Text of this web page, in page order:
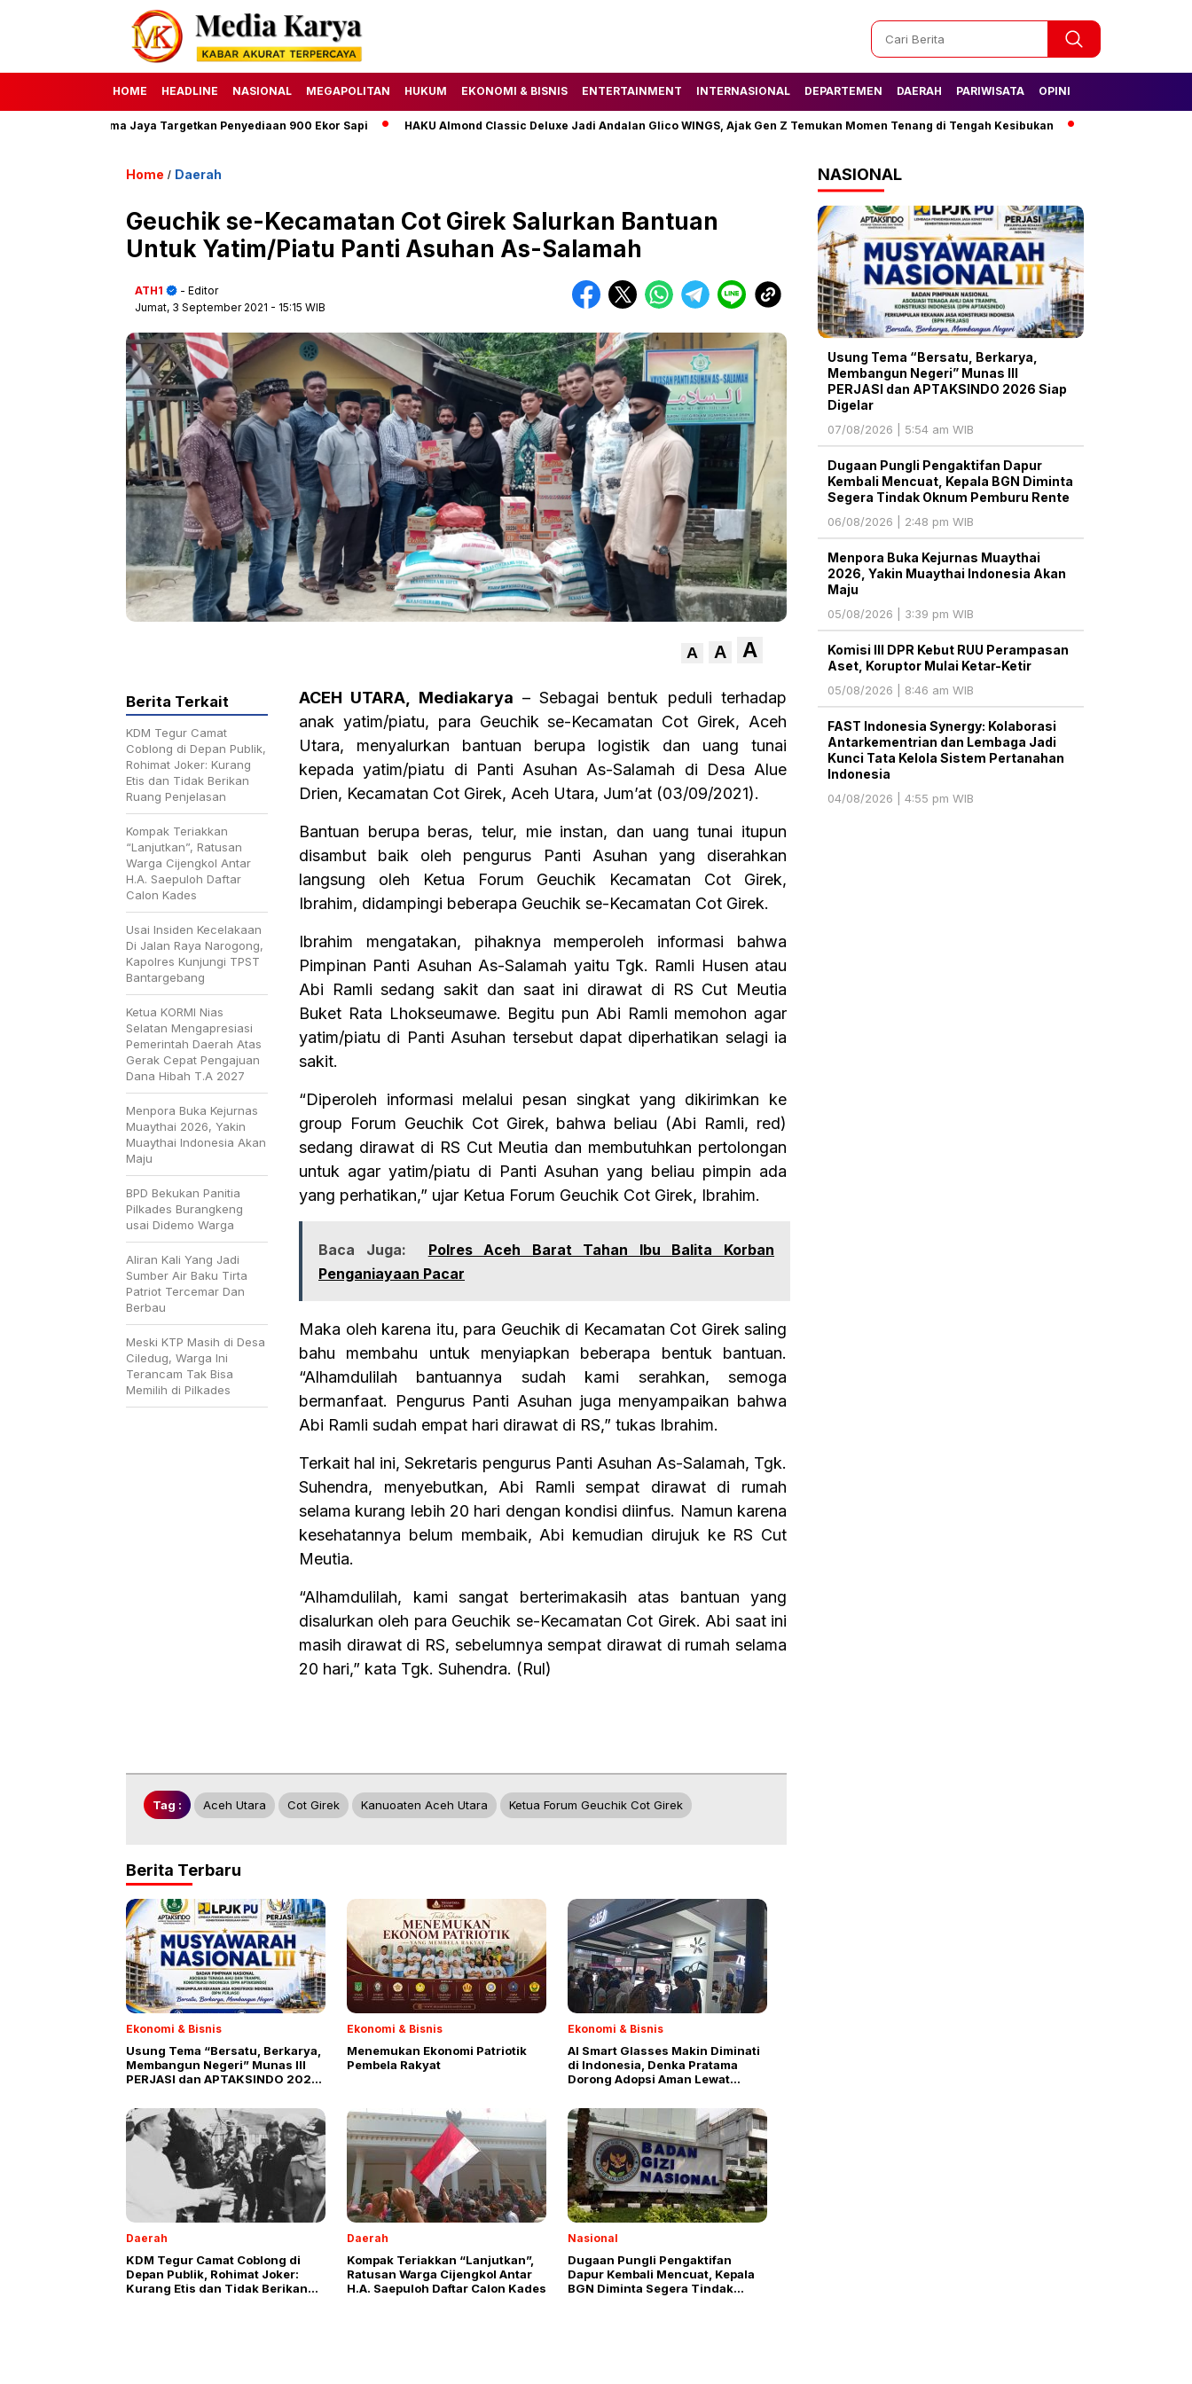
HOME HEADLINE NASIONAL MEGAPOLITAN HUKUM EKONOMI & BISNIS ENTERTAINMENT INTERNASIONAL DEPARTEMEN DAERAH PARIWISATA OPINI
Dharma Jaya Targetkan Penyediaan 900 Ekor Sapi HAKU Almond Classic Deluxe Jadi Andalan Glico WINGS, Ajak Gen Z Temukan Momen Tenang di Tengah Kesibukan Tak Lagi Kesulitan Air,
Home / Daerah
Geuchik se-Kecamatan Cot Girek Salurkan Bantuan
Untuk Yatim/Piatu Panti Asuhan As-Salamah
ATH1
- Editor
Jumat, 3 September 2021 - 15:15 WIB
A A A
ACEH UTARA, Mediakarya – Sebagai bentuk peduli terhadap
anak yatim/piatu, para Geuchik se-Kecamatan Cot Girek, Aceh
Utara, menyalurkan bantuan berupa logistik dan uang tunai
kepada yatim/piatu di Panti Asuhan As-Salamah di Desa Alue
Drien, Kecamatan Cot Girek, Aceh Utara, Jum’at (03/09/2021).
Bantuan berupa beras, telur, mie instan, dan uang tunai itupun
disambut baik oleh pengurus Panti Asuhan yang diserahkan
langsung oleh Ketua Forum Geuchik Kecamatan Cot Girek,
Ibrahim, didampingi beberapa Geuchik se-Kecamatan Cot Girek.
Ibrahim mengatakan, pihaknya memperoleh informasi bahwa
Pimpinan Panti Asuhan As-Salamah yaitu Tgk. Ramli Husen atau
Abi Ramli sedang sakit dan saat ini dirawat di RS Cut Meutia
Buket Rata Lhokseumawe. Begitu pun Abi Ramli memohon agar
yatim/piatu di Panti Asuhan tersebut dapat diperhatikan selagi ia
sakit.
“Diperoleh informasi melalui pesan singkat yang dikirimkan ke
group Forum Geuchik Cot Girek, bahwa beliau (Abi Ramli, red)
sedang dirawat di RS Cut Meutia dan membutuhkan pertolongan
untuk agar yatim/piatu di Panti Asuhan yang beliau pimpin ada
yang perhatikan,” ujar Ketua Forum Geuchik Cot Girek, Ibrahim.
Baca Juga:
Polres Aceh Barat Tahan Ibu Balita Korban
Penganiayaan Pacar
Maka oleh karena itu, para Geuchik di Kecamatan Cot Girek saling
bahu membahu untuk menyiapkan beberapa bentuk bantuan.
“Alhamdulilah bantuannya sudah kami serahkan, semoga
bermanfaat. Pengurus Panti Asuhan juga menyampaikan bahwa
Abi Ramli sudah empat hari dirawat di RS,” tukas Ibrahim.
Terkait hal ini, Sekretaris pengurus Panti Asuhan As-Salamah, Tgk.
Suhendra, menyebutkan, Abi Ramli sempat dirawat di rumah
selama kurang lebih 20 hari dengan kondisi diinfus. Namun karena
kesehatannya belum membaik, Abi kemudian dirujuk ke RS Cut
Meutia.
“Alhamdulilah, kami sangat berterimakasih atas bantuan yang
disalurkan oleh para Geuchik se-Kecamatan Cot Girek. Abi saat ini
masih dirawat di RS, sebelumnya sempat dirawat di rumah selama
20 hari,” kata Tgk. Suhendra. (Rul)
Berita Terkait
KDM Tegur Camat
Coblong di Depan Publik,
Rohimat Joker: Kurang
Etis dan Tidak Berikan
Ruang Penjelasan
Kompak Teriakkan
“Lanjutkan”, Ratusan
Warga Cijengkol Antar
H.A. Saepuloh Daftar
Calon Kades
Usai Insiden Kecelakaan
Di Jalan Raya Narogong,
Kapolres Kunjungi TPST
Bantargebang
Ketua KORMI Nias
Selatan Mengapresiasi
Pemerintah Daerah Atas
Gerak Cepat Pengajuan
Dana Hibah T.A 2027
Menpora Buka Kejurnas
Muaythai 2026, Yakin
Muaythai Indonesia Akan
Maju
BPD Bekukan Panitia
Pilkades Burangkeng
usai Didemo Warga
Aliran Kali Yang Jadi
Sumber Air Baku Tirta
Patriot Tercemar Dan
Berbau
Meski KTP Masih di Desa
Ciledug, Warga Ini
Terancam Tak Bisa
Memilih di Pilkades
Tag : Aceh Utara Cot Girek Kanuoaten Aceh Utara Ketua Forum Geuchik Cot Girek
Berita Terbaru
Ekonomi & Bisnis
Usung Tema “Bersatu, Berkarya,
Membangun Negeri” Munas III
PERJASI dan APTAKSINDO 2026
Ekonomi & Bisnis
Menemukan Ekonomi Patriotik
Pembela Rakyat
Ekonomi & Bisnis
AI Smart Glasses Makin Diminati
di Indonesia, Denka Pratama
Dorong Adopsi Aman Lewat
Daerah
KDM Tegur Camat Coblong di
Depan Publik, Rohimat Joker:
Kurang Etis dan Tidak Berikan
Daerah
Kompak Teriakkan “Lanjutkan”,
Ratusan Warga Cijengkol Antar
H.A. Saepuloh Daftar Calon Kades
Nasional
Dugaan Pungli Pengaktifan
Dapur Kembali Mencuat, Kepala
BGN Diminta Segera Tindak
NASIONAL
Usung Tema “Bersatu, Berkarya,
Membangun Negeri” Munas III
PERJASI dan APTAKSINDO 2026 Siap
Digelar
07/08/2026 | 5:54 am WIB
Dugaan Pungli Pengaktifan Dapur
Kembali Mencuat, Kepala BGN Diminta
Segera Tindak Oknum Pemburu Rente
06/08/2026 | 2:48 pm WIB
Menpora Buka Kejurnas Muaythai
2026, Yakin Muaythai Indonesia Akan
Maju
05/08/2026 | 3:39 pm WIB
Komisi III DPR Kebut RUU Perampasan
Aset, Koruptor Mulai Ketar-Ketir
05/08/2026 | 8:46 am WIB
FAST Indonesia Synergy: Kolaborasi
Antarkementrian dan Lembaga Jadi
Kunci Tata Kelola Sistem Pertanahan
Indonesia
04/08/2026 | 4:55 pm WIB